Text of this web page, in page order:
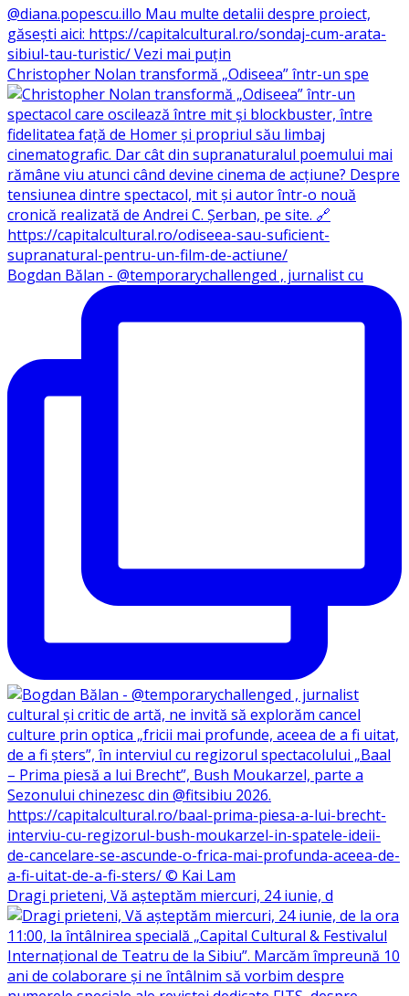
Christopher Nolan transformă „Odiseea” într-un spe
Bogdan Bălan - @temporarychallenged , jurnalist cu
Dragi prieteni, Vă așteptăm miercuri, 24 iunie, d